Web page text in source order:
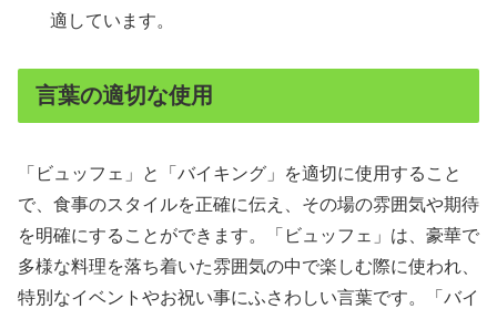
適しています。
言葉の適切な使用
「ビュッフェ」と「バイキング」を適切に使用すること
で、食事のスタイルを正確に伝え、その場の雰囲気や期待
を明確にすることができます。「ビュッフェ」は、豪華で
多様な料理を落ち着いた雰囲気の中で楽しむ際に使われ、
特別なイベントやお祝い事にふさわしい言葉です。「バイ